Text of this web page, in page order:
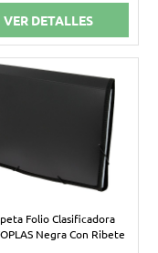
VER DETALLES
Folio Clasificadora
Negra Con Ribete